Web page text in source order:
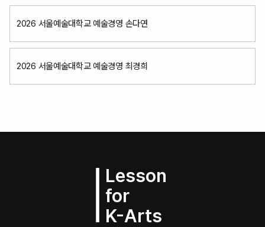
2026 서울예술대학교 예술경영 손다연
2026 서울예술대학교 예술경영 최경희
Lesson
for
K-Arts